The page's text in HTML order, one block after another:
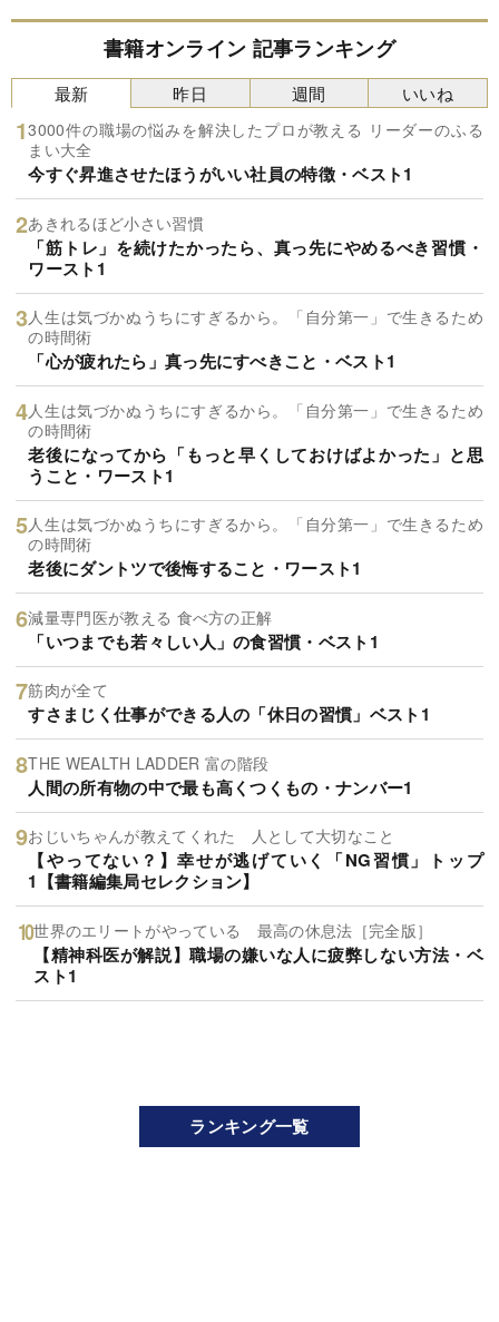
書籍オンライン 記事ランキング
最新
3000件の職場の悩みを解決したプロが教える リーダーのふる
まい大全
今すぐ昇進させたほうがいい社員の特徴・ベスト1
あきれるほど小さい習慣
「筋トレ」を続けたかったら、真っ先にやめるべき習慣・
ワースト1
人生は気づかぬうちにすぎるから。「自分第一」で生きるため
の時間術
「心が疲れたら」真っ先にすべきこと・ベスト1
人生は気づかぬうちにすぎるから。「自分第一」で生きるため
の時間術
老後になってから「もっと早くしておけばよかった」と思
うこと・ワースト1
人生は気づかぬうちにすぎるから。「自分第一」で生きるため
の時間術
老後にダントツで後悔すること・ワースト1
減量専門医が教える 食べ方の正解
「いつまでも若々しい人」の食習慣・ベスト1
筋肉が全て
すさまじく仕事ができる人の「休日の習慣」ベスト1
THE WEALTH LADDER 富の階段
人間の所有物の中で最も高くつくもの・ナンバー1
おじいちゃんが教えてくれた 人として大切なこと
【やってない？】幸せが逃げていく「NG習慣」トップ
1【書籍編集局セレクション】
世界のエリートがやっている 最高の休息法［完全版］
【精神科医が解説】職場の嫌いな人に疲弊しない方法・ベ
スト1
昨日 週間 いいね
ランキング一覧